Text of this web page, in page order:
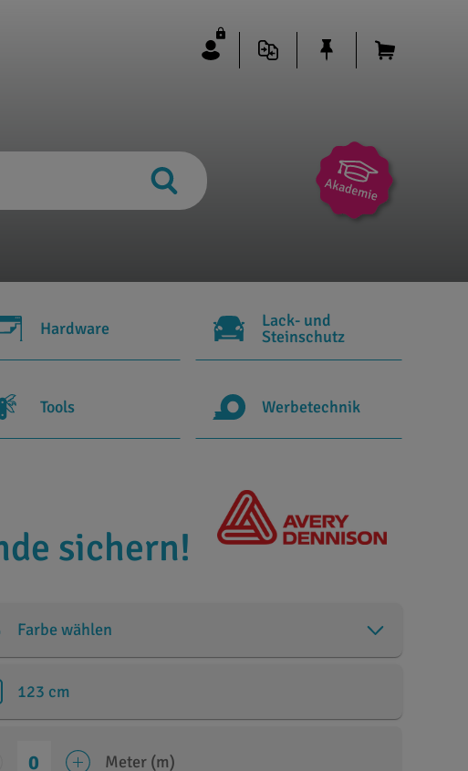
Hardware
Lack- und
Steinschutz
Tools Werbetechnik
sichern!
Farbe wählen
123 cm
Meter (m)